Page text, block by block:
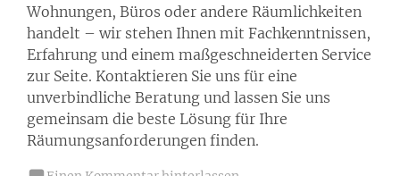
Wohnungen, Büros oder andere Räumlichkeiten
handelt – wir stehen Ihnen mit Fachkenntnissen,
Erfahrung und einem maßgeschneiderten Service
zur Seite. Kontaktieren Sie uns für eine
unverbindliche Beratung und lassen Sie uns
gemeinsam die beste Lösung für Ihre
Räumungsanforderungen finden.